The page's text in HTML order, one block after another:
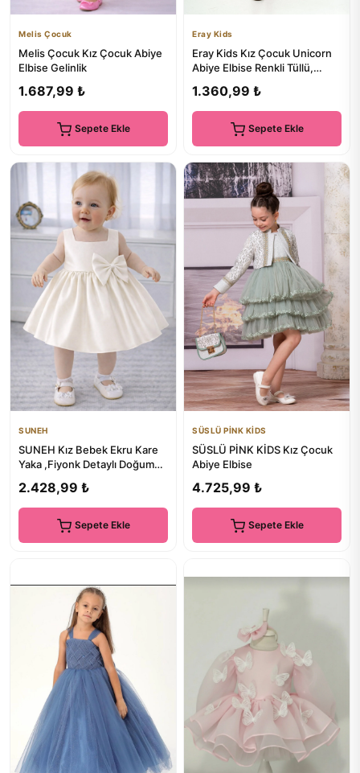
Melis Çocuk
Melis Çocuk Kız Çocuk Abiye
Elbise Gelinlik
1.687,99 ₺
Sepete Ekle
Eray Kids
Eray Kids Kız Çocuk Unicorn
Abiye Elbise Renkli Tüllü,
1.360,99 ₺
Sepete Ekle
SUNEH
SUNEH Kız Bebek Ekru Kare
Yaka ,Fiyonk Detaylı Doğum
2.428,99 ₺
Sepete Ekle
SÜSLÜ PİNK KİDS
SÜSLÜ PİNK KİDS Kız Çocuk
Abiye Elbise
4.725,99 ₺
Sepete Ekle